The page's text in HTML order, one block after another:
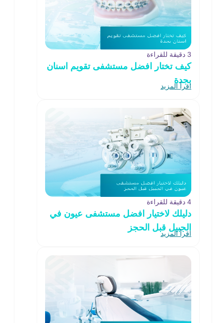
3 دقيقة للقراءة
كيف تختار افضل مستشفى تقويم اسنان
بجدة
اقرأ المزيد
4 دقيقة للقراءة
دليلك لاختيار افضل مستشفى عيون في
الجبيل قبل الحجز
اقرأ المزيد